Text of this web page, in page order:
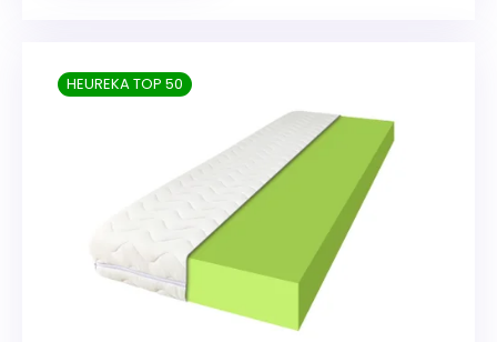
HEUREKA TOP 50